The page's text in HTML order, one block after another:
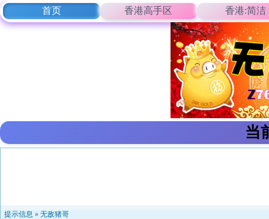
首页 香港高手区 香港:简洁
当
提示信息 » 无敌猪哥